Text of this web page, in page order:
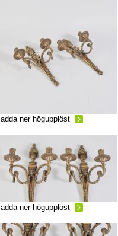
ladda ner högupplöst
ladda ner högupplöst